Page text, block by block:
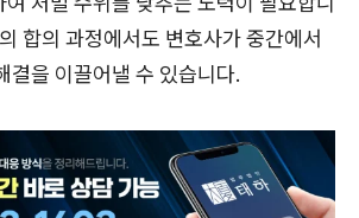
합의 과정에서도 변호사가 중간에서
결을 이끌어낼 수 있습니다.